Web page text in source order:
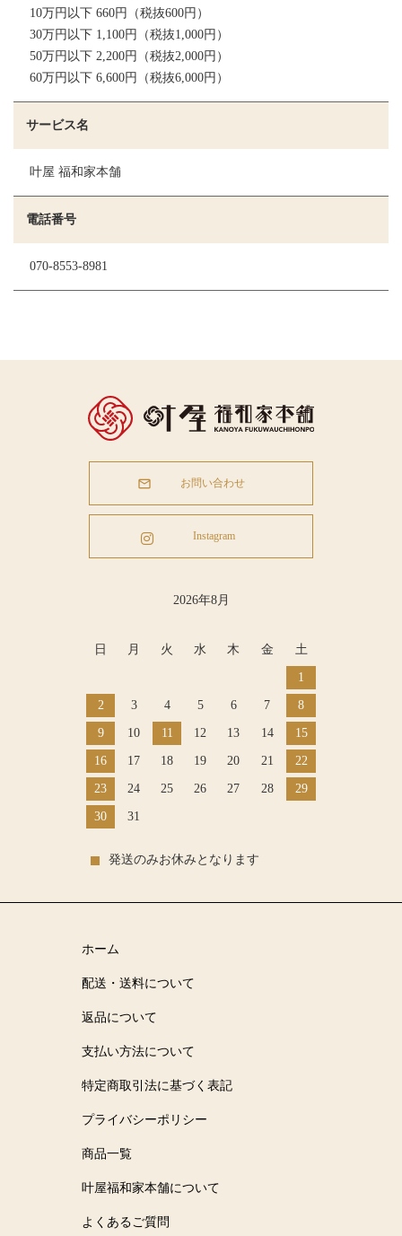
10万円以下 660円（税抜600円）
30万円以下 1,100円（税抜1,000円）
50万円以下 2,200円（税抜2,000円）
60万円以下 6,600円（税抜6,000円）
サービス名
叶屋 福和家本舗
電話番号
070-8553-8981
お問い合わせ
Instagram
2026年8月
日 月 火 水 木 金 土
1
2 3 4 5 6 7 8
9 10 11 12 13 14 15
16 17 18 19 20 21 22
23 24 25 26 27 28 29
30 31
発送のみお休みとなります
ホーム
配送・送料について
返品について
支払い方法について
特定商取引法に基づく表記
プライバシーポリシー
商品一覧
叶屋福和家本舗について
よくあるご質問